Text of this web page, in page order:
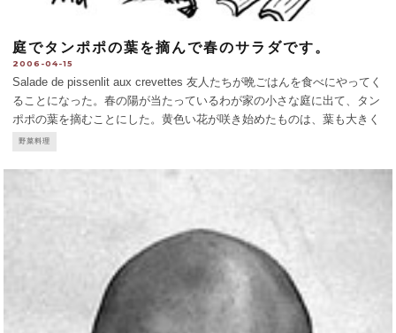
庭でタンポポの葉を摘んで春のサラダです。
2006-04-15
Salade de pissenlit aux crevettes 友人たちが晩ごはんを食べにやってく
ることになった。春の陽が当たっているわが家の小さな庭に出て、タン
ポポの葉を摘むことにした。黄色い花が咲き始めたものは、葉も大きく
なっていて、固かったり苦すぎたりするので、なるべく若い葉を摘むよ
野菜料理